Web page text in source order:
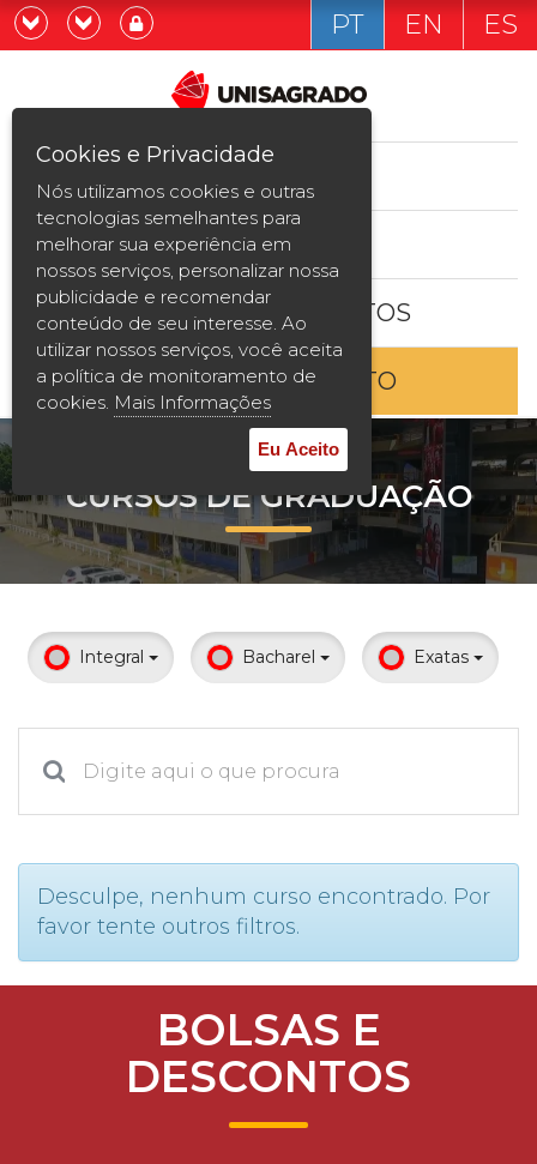
Graduação
Pós-graduação e MBA
Curta Duração
Vestibular
2ª Graduação
Transferência
Reingresso
Prouni
Desconto de pontualidade
Calendário acadêmico
Internacionalização
UATI
Já sou estudande
Quero ser estudante
PT EN ES
ESTUDE AQUI
BOLSAS E DESCONTOS
ENTRE EM CONTATO
CURSOS DE GRADUAÇÃO
Integral Bacharel Exatas
Desculpe, nenhum curso encontrado. Por
favor tente outros filtros.
BOLSAS E
DESCONTOS
Cookies e Privacidade
Nós utilizamos cookies e outras
tecnologias semelhantes para
melhorar sua experiência em
nossos serviços, personalizar nossa
publicidade e recomendar
conteúdo de seu interesse. Ao
utilizar nossos serviços, você aceita
a política de monitoramento de
cookies. Mais Informações
Eu Aceito